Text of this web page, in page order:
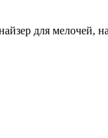
для мелочей,